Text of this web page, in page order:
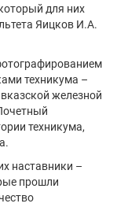
для них
Яицков И.А.
техникума –
железной
техникума,
наставники –
прошли